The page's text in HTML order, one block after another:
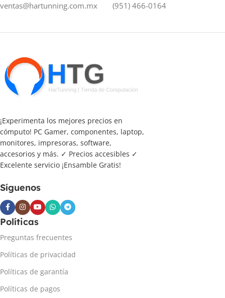
ventas@hartunning.com.mx (951) 466-0164
¡Experimenta los mejores precios en
cómputo! PC Gamer, componentes, laptop,
monitores, impresoras, software,
accesorios y más. ✓ Precios accesibles ✓
Excelente servicio ¡Ensamble Gratis!
Síguenos
Políticas
Preguntas frecuentes
Políticas de privacidad
Políticas de garantía
Políticas de pagos